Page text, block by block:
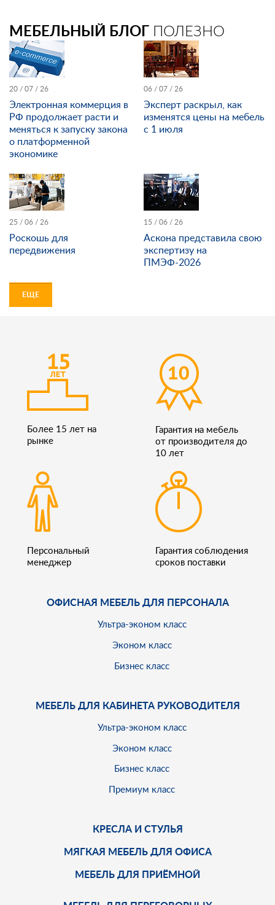
МЕБЕЛЬНЫЙ БЛОГ ПОЛЕЗНО
20 / 07 / 26
Электронная коммерция в
РФ продолжает расти и
меняться к запуску закона
о платформенной
экономике
06 / 07 / 26
Эксперт раскрыл, как
изменятся цены на мебель
с 1 июля
25 / 06 / 26
Роскошь для
передвижения
15 / 06 / 26
Аскона представила свою
экспертизу на
ПМЭФ-2026
ЕЩЕ
Более 15 лет на
рынке
Гарантия на мебель
от производителя до
10 лет
Персональный
менеджер
Гарантия соблюдения
сроков поставки
ОФИСНАЯ МЕБЕЛЬ ДЛЯ ПЕРСОНАЛА
Ультра-эконом класс
Эконом класс
Бизнес класс
МЕБЕЛЬ ДЛЯ КАБИНЕТА РУКОВОДИТЕЛЯ
Ультра-эконом класс
Эконом класс
Бизнес класс
Премиум класс
КРЕСЛА И СТУЛЬЯ
МЯГКАЯ МЕБЕЛЬ ДЛЯ ОФИСА
МЕБЕЛЬ ДЛЯ ПРИЁМНОЙ